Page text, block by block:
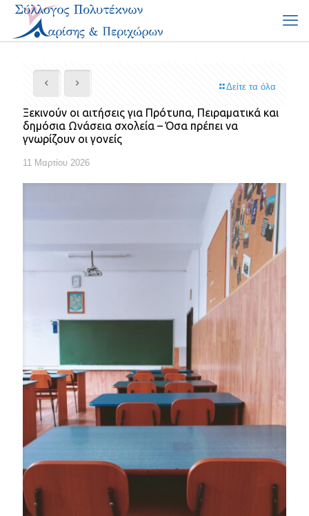
Δείτε τα όλα
Ξεκινούν οι αιτήσεις για Πρότυπα, Πειραματικά και
δημόσια Ωνάσεια σχολεία – Όσα πρέπει να
γνωρίζουν οι γονείς
11 Μαρτίου 2026